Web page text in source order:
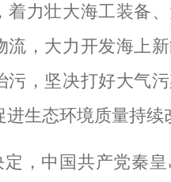
着力壮大海工装备
流，大力开发海上
污，坚决打好大气
生态环境质量持续
定，中国共产党秦